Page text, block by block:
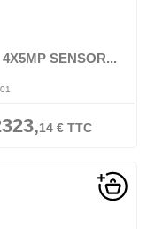
SENSOR...
14€TTC